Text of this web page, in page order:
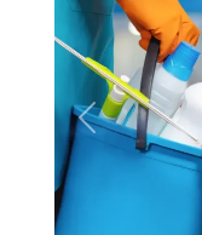
Précédente